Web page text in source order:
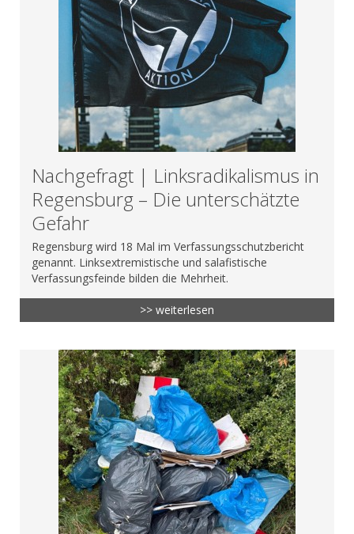
Nachgefragt | Linksradikalismus in
Regensburg – Die unterschätzte
Gefahr
Regensburg wird 18 Mal im Verfassungsschutzbericht
genannt. Linksextremistische und salafistische
Verfassungsfeinde bilden die Mehrheit.
>> weiterlesen